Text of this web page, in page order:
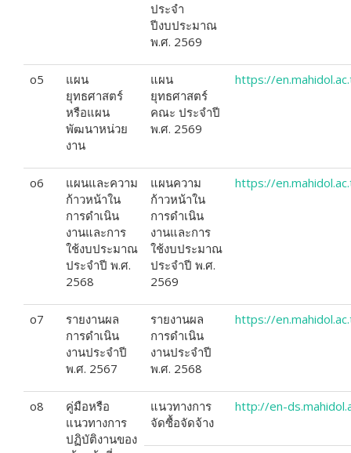
ประจำ
ปีงบประมาณ
พ.ศ. 2569
o5
แผน
ยุทธศาสตร์
หรือแผน
พัฒนาหน่วย
งาน
แผน
ยุทธศาสตร์
คณะ ประจำปี
พ.ศ. 2569
https://
o6
แผนและความ
ก้าวหน้าใน
การดำเนิน
งานและการ
ใช้งบประมาณ
ประจำปี พ.ศ.
2568
แผนความ
ก้าวหน้าใน
การดำเนิน
งานและการ
ใช้งบประมาณ
ประจำปี พ.ศ.
2569
https://
o7
รายงานผล
การดำเนิน
งานประจำปี
พ.ศ. 2567
รายงานผล
การดำเนิน
งานประจำปี
พ.ศ. 2568
https://
o8
คู่มือหรือ
แนวทางการ
ปฏิบัติงานของ
แนวทางการ
จัดซื้อจัดจ้าง
http://en-